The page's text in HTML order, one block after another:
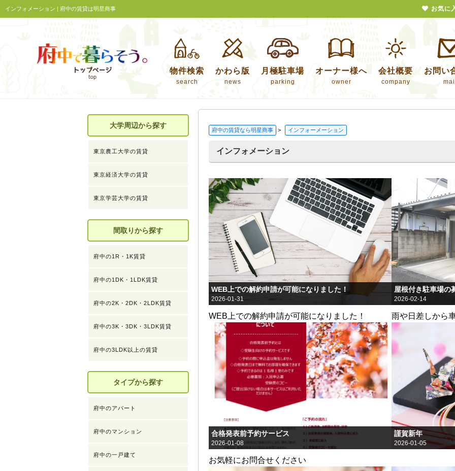
インフォメーション | 府中の賃貸は明星商事
物件検索
search
かわら版
news
月極駐車場
parking
オーナー様へ
owner
会社概要
company
お問い
府中の賃貸なら明星商事 > インフォーメーション
インフォメーション
WEB上での解約申請が可能になりました！
2026-01-31
WEB上での解約申請が可能になりました！
屋根付き駐車場の
2026-02-14
雨や日差しから
にされる方から
合格発表前予約サービス
2026-01-08
お気軽にお問合せください
謹賀新年
2026-01-05
大学周辺から探す
東京農工大学の賃貸
東京経済大学の賃貸
東京学芸大学の賃貸
間取りから探す
府中の1R・1K賃貸
府中の1DK・1LDK賃貸
府中の2K・2DK・2LDK賃貸
府中の3K・3DK・3LDK賃貸
府中の3LDK以上の賃貸
タイプから探す
府中のアパート
府中のマンション
府中の一戸建て
お気に